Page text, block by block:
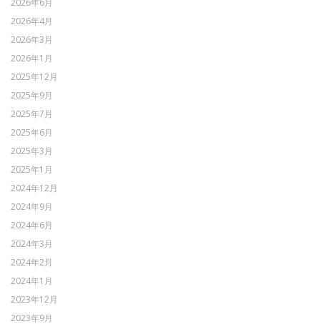
2026年4月
2026年3月
2026年1月
2025年12月
2025年9月
2025年7月
2025年6月
2025年3月
2025年1月
2024年12月
2024年9月
2024年6月
2024年3月
2024年2月
2024年1月
2023年12月
2023年9月